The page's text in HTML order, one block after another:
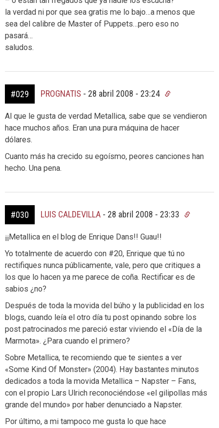
la verdad ni por que sea gratis me lo bajo…a menos que
sea del calibre de Master of Puppets…pero eso no
pasará…
saludos.
#029 PROGNATIS - 28 abril 2008 - 23:24
Al que le gusta de verdad Metallica, sabe que se vendieron
hace muchos años. Eran una pura máquina de hacer
dólares.
Cuanto más ha crecido su egoísmo, peores canciones han
hecho. Una pena.
#030 LUIS CALDEVILLA - 28 abril 2008 - 23:33
¡¡Metallica en el blog de Enrique Dans!! Guau!!
Yo totalmente de acuerdo con #20, Enrique que tú no
rectifiques nunca públicamente, vale, pero que critiques a
los que lo hacen ya me parece de coña. Rectificar es de
sabios ¿no?
Después de toda la movida del búho y la publicidad en los
blogs, cuando leía el otro día tu post opinando sobre los
post patrocinados me pareció estar viviendo el «Día de la
Marmota». ¿Para cuando el primero?
Sobre Metallica, te recomiendo que te sientes a ver
«Some Kind Of Monster» (2004). Hay bastantes minutos
dedicados a toda la movida Metallica – Napster – Fans,
con el propio Lars Ulrich reconociéndose «el gilipollas más
grande del mundo» por haber denunciado a Napster.
Por último, a mi tampoco me gusta lo que hace